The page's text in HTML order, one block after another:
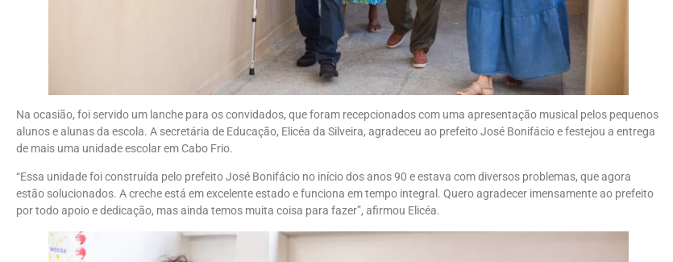
Na ocasião, foi servido um lanche para os convidados, que foram recepcionados com uma apresentação musical pelos pequenos
alunos e alunas da escola. A secretária de Educação, Elicéa da Silveira, agradeceu ao prefeito José Bonifácio e festejou a entrega
de mais uma unidade escolar em Cabo Frio.
“Essa unidade foi construída pelo prefeito José Bonifácio no início dos anos 90 e estava com diversos problemas, que agora
estão solucionados. A creche está em excelente estado e funciona em tempo integral. Quero agradecer imensamente ao prefeito
por todo apoio e dedicação, mas ainda temos muita coisa para fazer”, afirmou Elicéa.